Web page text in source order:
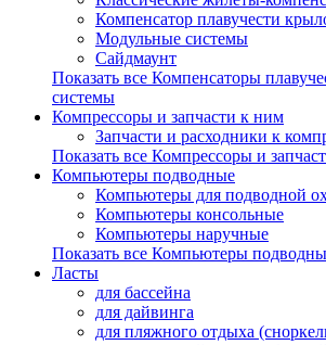
Компенсатор плавучести
Модульные системы
Сайдмаунт
Показать все Компенсаторы
системы
Компрессоры и запчасти к ним
Запчасти и расходники к
Показать все Компрессоры и
Компьютеры подводные
Компьютеры для подводной
Компьютеры консольные
Компьютеры наручные
Показать все Компьютеры
Ласты
для бассейна
для дайвинга
для пляжного отдыха